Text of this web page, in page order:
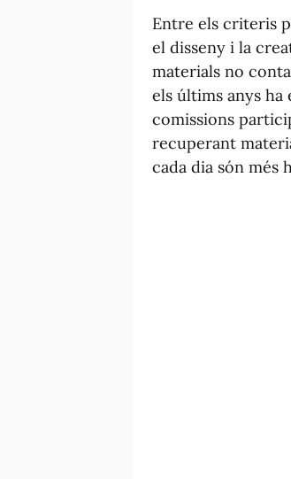
Entre els criteris
el disseny i la
materials no
els últims anys ha
comissions
recuperant
cada dia són més